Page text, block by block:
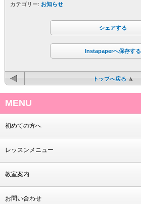
カテゴリー: お知らせ
シェアする
Instapaperへ保存する
トップへ戻る
MENU
初めての方へ
レッスンメニュー
教室案内
お問い合わせ